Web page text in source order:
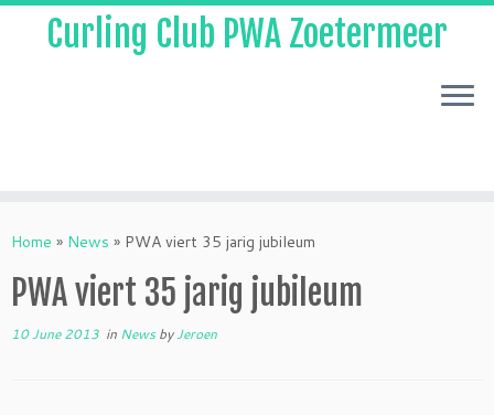
to
Curling Club PWA Zoetermeer
Home » News » PWA viert 35 jarig jubileum
PWA viert 35 jarig jubileum
10 June 2013 in NewsbyJeroen